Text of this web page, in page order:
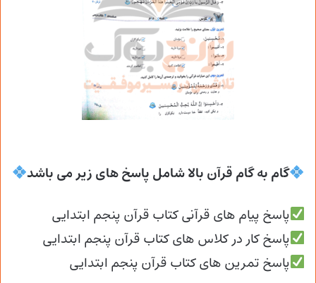
گام به گام قرآن بالا شامل پاسخ های زیر می باشد
پاسخ پیام های قرآنی کتاب قرآن پنجم ابتدایی
پاسخ کار در کلاس های کتاب قرآن پنجم ابتدایی
پاسخ تمرین های کتاب قرآن پنجم ابتدایی